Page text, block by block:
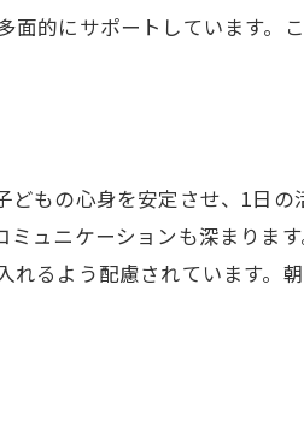
的にサポートしています。
もの心身を安定させ、1日の
ュニケーションも深まりま
るよう配慮されています。朝